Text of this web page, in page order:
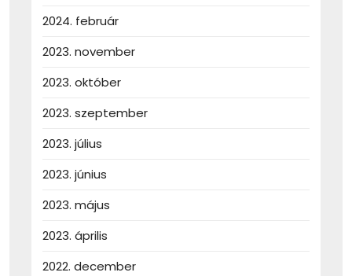
2024. február
2023. november
2023. október
2023. szeptember
2023. július
2023. június
2023. május
2023. április
2022. december